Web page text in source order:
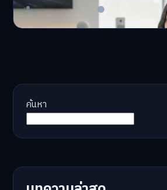
Master Bussiness 23 มิถุนายน 2026
ค้นหา